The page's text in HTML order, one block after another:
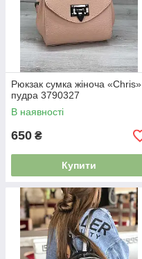
Рюкзак сумка жіноча «Chris»
пудра 3790327
В наявності
650 ₴
Купити